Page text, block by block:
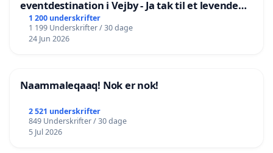
eventdestination i Vejby - Ja tak til et levende
lokalområde i balance
1 200 underskrifter
1 199 Underskrifter / 30 dage
24 Jun 2026
Naammaleqaaq! Nok er nok!
2 521 underskrifter
849 Underskrifter / 30 dage
5 Jul 2026